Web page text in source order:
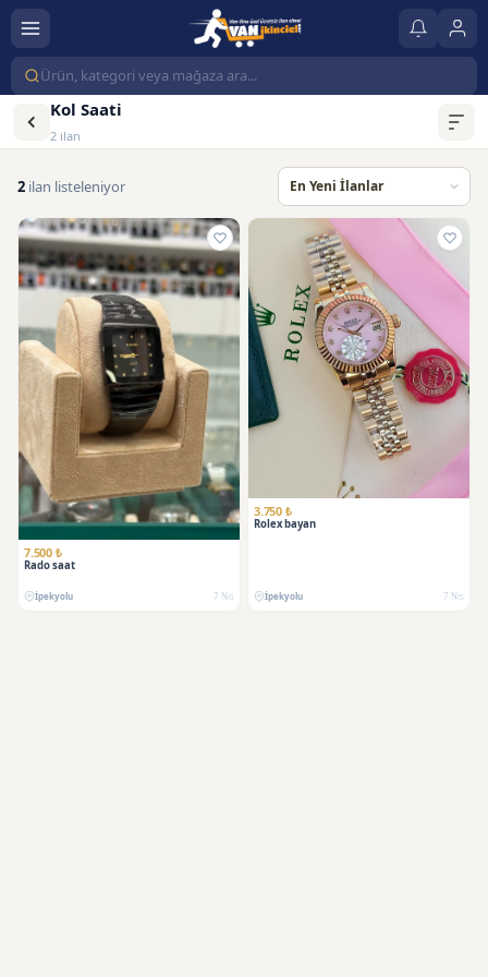
Kol Saati
2 ilan
2 ilan listeleniyor
7.500 ₺
Rado saat
İpekyolu 7 Nis
3.750 ₺
Rolex bayan
İpekyolu 7 Nis